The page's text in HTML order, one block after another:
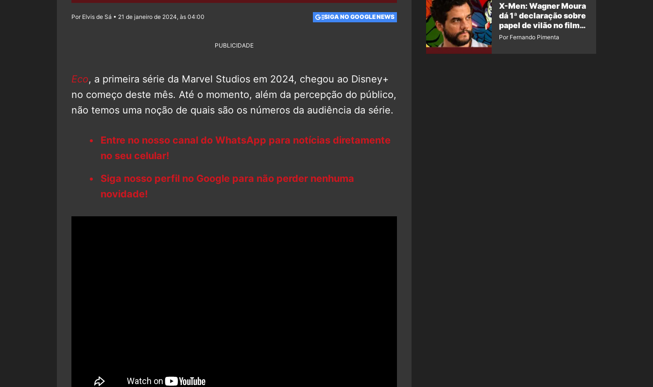
Por Elvis de Sá • 21 de janeiro de 2024, às 04:00 SIGA NO GOOGLE NEWS
PUBLICIDADE
Eco, a primeira série da Marvel Studios em 2024, chegou ao Disney+
no começo deste mês. Até o momento, além da percepção do público,
não temos uma noção de quais são os números da audiência da série.
Entre no nosso canal do WhatsApp para notícias diretamente
no seu celular!
Siga nosso perfil no Google para não perder nenhuma
novidade!
X-Men: Wagner Moura
dá 1ª declaração sobre
papel de vilão no filme
da Marvel
Por Fernando Pimenta